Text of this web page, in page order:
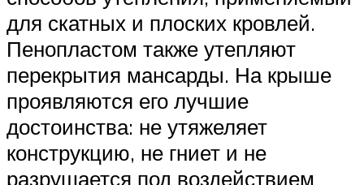
для скатных и плоских кровлей.
Пенопластом также утепляют
перекрытия мансарды. На крыше
проявляются его лучшие
достоинства: не утяжеляет
конструкцию, не гниет и не
разрушается под воздействием